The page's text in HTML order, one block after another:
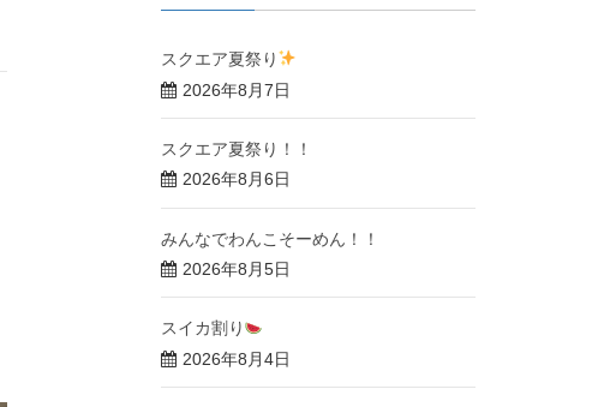
スクエア夏祭り
2026年8月7日
スクエア夏祭り！！
2026年8月6日
みんなでわんこそーめん！！
2026年8月5日
スイカ割り
2026年8月4日